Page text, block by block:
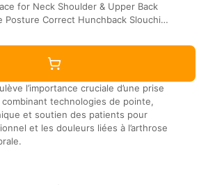
for Neck Shoulder & Upper Back
Posture Correct Hunchback Slouching
l’importance cruciale d’une prise
technologies de pointe,
et soutien des patients pour
et les douleurs liées à l’arthrose